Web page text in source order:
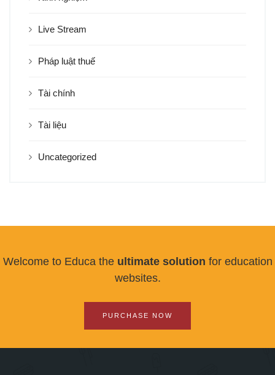
Live Stream
Pháp luật thuế
Tài chính
Tài liệu
Uncategorized
Welcome to Educa the ultimate solution for education
websites.
PURCHASE NOW